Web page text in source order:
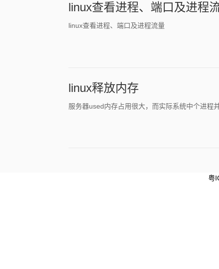
linux查看进程、端口及进程
linux查看进程、端口及进程流量
linux释放内存
服务器used内存占用很大，而实际系统中个进程
粤